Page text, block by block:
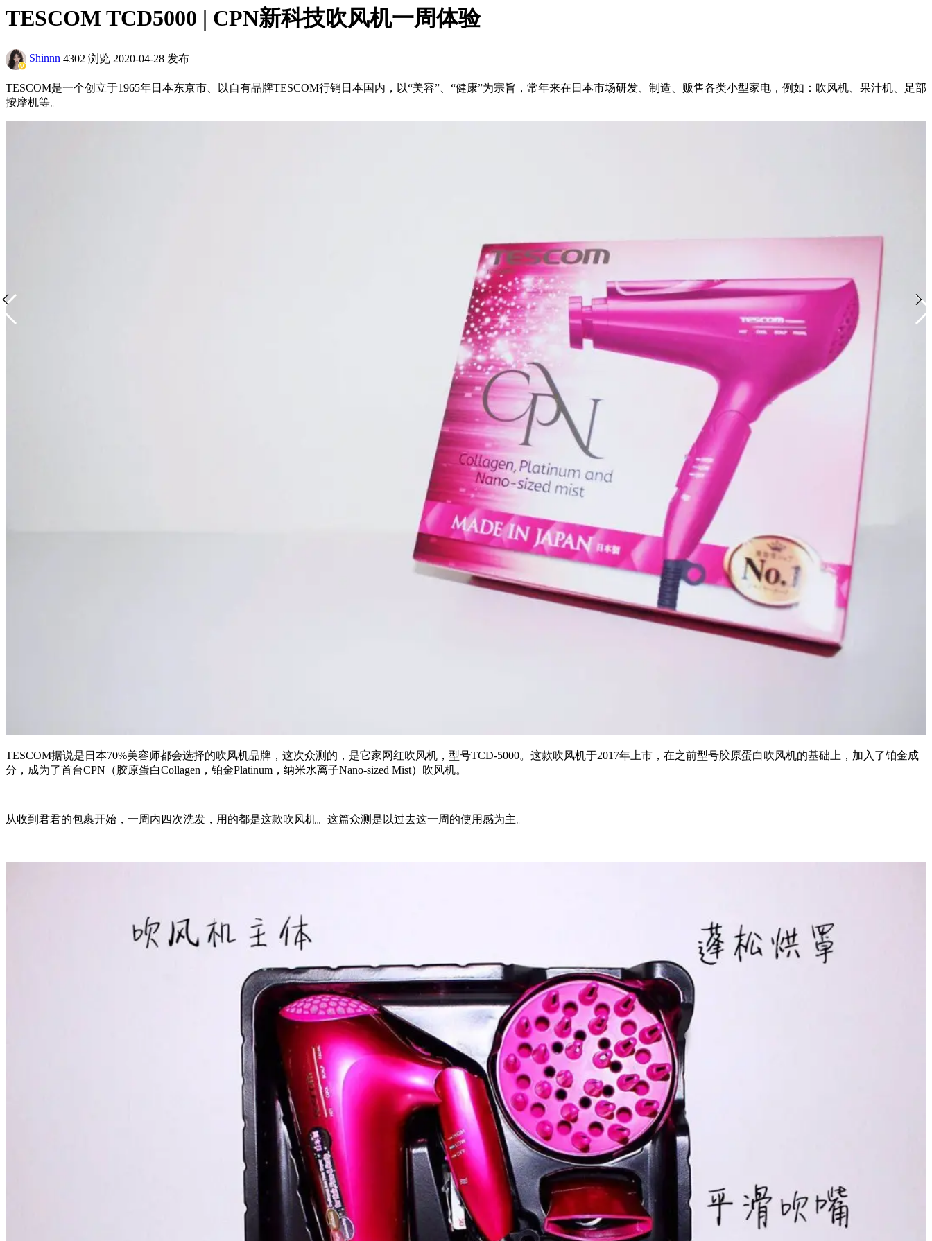
TESCOM TCD5000 | CPN新科技吹风机一周体验
Shinnn 4302 浏览 2020-04-28 发布
TESCOM是一个创立于1965年日本东京市、以自有品牌TESCOM行销日本国内，以“美容”、“健康”为宗旨，常年来在日本市场研发、制造、贩售各类小型家电，例如：吹风机、果汁机、足部
按摩机等。
TESCOM据说是日本70%美容师都会选择的吹风机品牌，这次众测的，是它家网红吹风机，型号TCD-5000。这款吹风机于2017年上市，在之前型号胶原蛋白吹风机的基础上，加入了铂金成
分，成为了首台CPN（胶原蛋白Collagen，铂金Platinum，纳米水离子Nano-sized Mist）吹风机。
从收到君君的包裹开始，一周内四次洗发，用的都是这款吹风机。这篇众测是以过去这一周的使用感为主。